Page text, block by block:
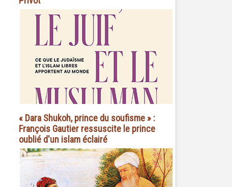
« Dara Shukoh, prince du soufisme » :
François Gautier ressuscite le prince
oublié d'un islam éclairé